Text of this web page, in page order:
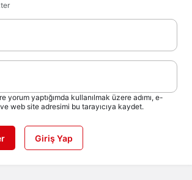
yorum yaptığımda kullanılmak üzere adımı, e-
web site adresimi bu tarayıcıya kaydet.
Giriş Yap